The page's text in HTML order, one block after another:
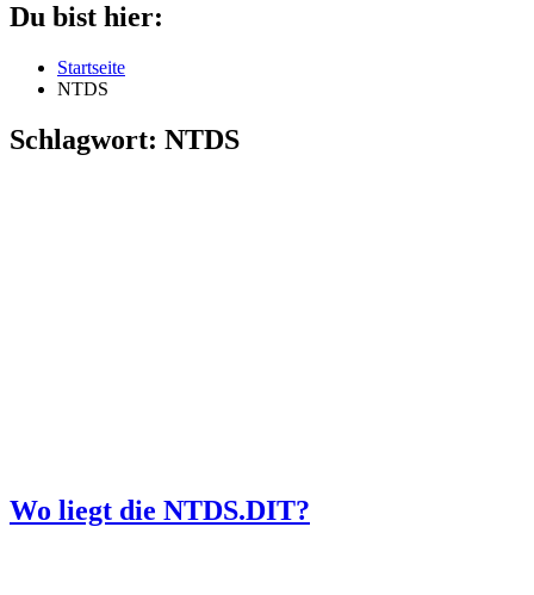
Du bist hier:
Startseite
NTDS
Schlagwort: NTDS
Wo liegt die NTDS.DIT?